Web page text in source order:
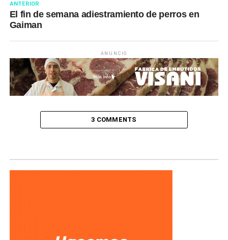
ANTERIOR
El fin de semana adiestramiento de perros en
Gaiman
ANUNCIO
3 COMMENTS